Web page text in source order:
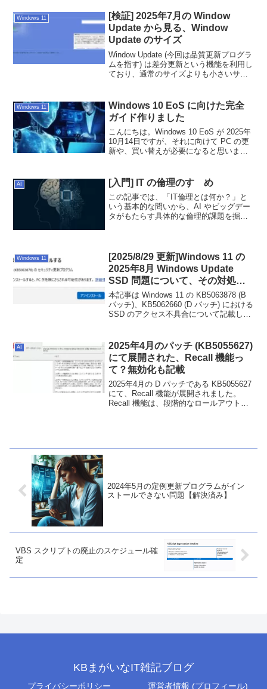
Windows 11
[検証] 2025年7月の Window
Update から見る、Window
Update のサイズ
Window Update (今回は品質更新プログラ
ムを指す) は差分更新という機能を利用し
ており、通常のサイズよりも小さいサイ
いため、本記事では、差分
(KB5062553 適用) でどのくらいのダウン
ロード、ディスクサイズの変化がみられ
るのかを確認します。
Windows 11
Windows 10 EoS に向けた完全
ガイド作りました
こんにちは。Windows 10 EoS が 2025年
10月14日ですが、それに向けて PC の更
新や、買い替えが必要になると思いま
からどんな PC ...
AI [入門] IT の倫理のすゝめ
この記事では、「IT倫理とは何か？」と
いう基本的な問いから、AI やビッグデー
タがもたらす具体的な倫理的課題を掘り
Windows 11
[2025/8/29 更新]Windows 11 の
2025年8月 Windows Update
SSD 問題について、その対処法
は？
本記事は Windows 11 の KB5063878 (B
パッチ)、KB5062660 (D パッチ) における
SSD のアクセス不具合について記載した
と声明を出しました。
AI
2025年4月のパッチ (KB5055627)
にて展開された、Recall 機能っ
て？無効化も記載
2025年4月の D パッチである KB5055627
にて、Recall 機能が展開されました。
Recall 機能は、段階的なロールアウトの
2024年5月の定例更新プログラムがイン
ストールできない問題【解決済み】
VBS スクリプトの廃止のスケジュール確
定
KBまがいなIT雑記ブログ
プライバシーポリシー 運営者情報 (プロフィール)